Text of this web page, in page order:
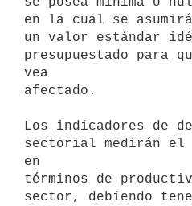
en la cual se
un valor estándar
presupuestado para
vea
afectado.
Los indicadores de
sectorial medirán el
en
términos de
sector, debiendo